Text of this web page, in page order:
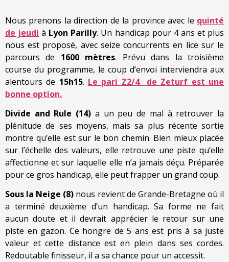
Nous prenons la direction de la province avec le quinté
de jeudi à Lyon Parilly. Un handicap pour 4 ans et plus
nous est proposé, avec seize concurrents en lice sur le
parcours de 1600 mètres. Prévu dans la troisième
course du programme, le coup d’envoi interviendra aux
alentours de 15h15. Le pari Z2/4 de Zeturf est une
bonne option.
Divide and Rule (14) a un peu de mal à retrouver la
plénitude de ses moyens, mais sa plus récente sortie
montre qu’elle est sur le bon chemin. Bien mieux placée
sur l’échelle des valeurs, elle retrouve une piste qu’elle
affectionne et sur laquelle elle n’a jamais déçu. Préparée
pour ce gros handicap, elle peut frapper un grand coup.
Sous la Neige (8) nous revient de Grande-Bretagne où il
a terminé deuxième d’un handicap. Sa forme ne fait
aucun doute et il devrait apprécier le retour sur une
piste en gazon. Ce hongre de 5 ans est pris à sa juste
valeur et cette distance est en plein dans ses cordes.
Redoutable finisseur, il a sa chance pour un accessit.